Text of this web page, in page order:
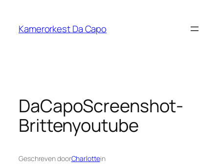
Kamerorkest Da Capo
DaCapoScreenshot-
Brittenyoutube
Geschreven doorCharlottein